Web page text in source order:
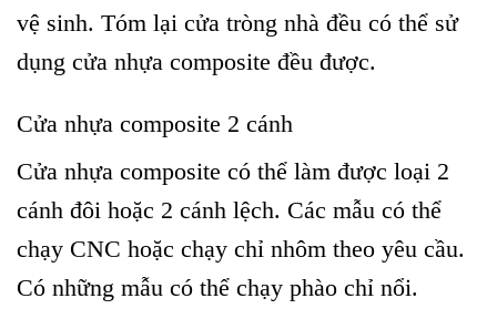
vệ sinh. Tóm lại cửa tròng nhà đều có thể sử
dụng cửa nhựa composite đều được.
Cửa nhựa composite 2 cánh
Cửa nhựa composite có thể làm được loại 2
cánh đôi hoặc 2 cánh lệch. Các mẫu có thể
chạy CNC hoặc chạy chỉ nhôm theo yêu cầu.
Có những mẫu có thể chạy phào chỉ nổi.